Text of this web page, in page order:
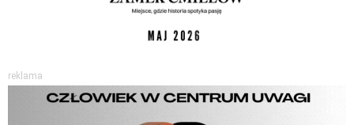
reklama